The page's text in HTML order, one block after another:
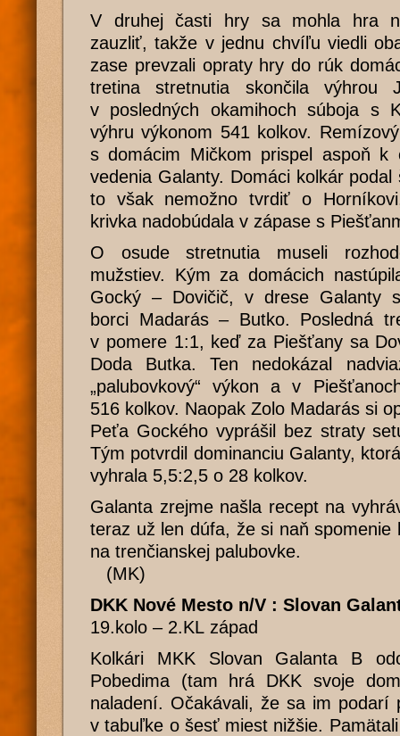
V druhej časti hry sa mohla hra
zauzliť, takže v jednu chvíľu viedli
zase prevzali opraty hry do rúk
tretina stretnutia skončila výhrou
v posledných okamihoch súboja s
výhru výkonom 541 kolkov.
s domácim Mičkom prispel aspoň k
vedenia Galanty. Domáci kolkár
to však nemožno tvrdiť o
krivka nadobúdala v zápase s
O osude stretnutia museli
mužstiev. Kým za domácich
Gocký – Dovičič, v drese Galanty
borci Madarás – Butko. Posledná
v pomere 1:1, keď za Piešťany sa
Doda Butka. Ten nedokázal
„palubovkový“ výkon a v
516 kolkov. Naopak Zolo Madarás si
Peťa Gockého vyprášil bez straty
Tým potvrdil dominanciu Galanty,
vyhrala 5,5:2,5 o 28 kolkov.
Galanta zrejme našla recept na
teraz už len dúfa, že si naň spomenie
na trenčianskej palubovke.
(MK)
DKK Nové Mesto n/V : Slovan
19.kolo – 2.KL západ
Kolkári MKK Slovan Galanta B
Pobedima (tam hrá DKK svoje
naladení. Očakávali, že sa im podarí
v tabuľke o šesť miest nižšie.